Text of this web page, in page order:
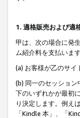
1. 適格販売および適
甲は、次の場合に発
ム紹介料を支払います
(a) お客様が乙のサ
(b) 同一のセッショ
下のいずれかが最初
り決定します。例え
「Kindle 本」、「